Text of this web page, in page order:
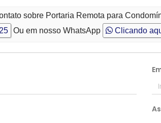
sobre Portaria Remota para
Ou em nosso WhatsApp Clicando